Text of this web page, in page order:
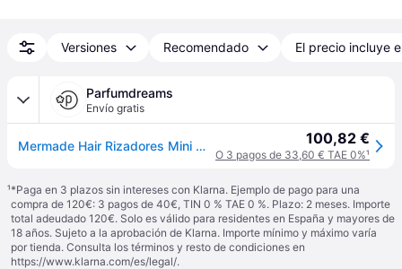
Versiones Recomendado El precio incluye
Parfumdreams
Envío gratis
Mermade Hair Rizadores Mini Waver 25 mm Black Mujer 100,82 €
O 3 pagos de 33,60 € TAE 0%¹
¹*Paga en 3 plazos sin intereses con Klarna. Ejemplo de pago para una
compra de 120€: 3 pagos de 40€, TIN 0 % TAE 0 %. Plazo: 2 meses. Importe
total adeudado 120€. Solo es válido para residentes en España y mayores de
18 años. Sujeto a la aprobación de Klarna. Importe mínimo y máximo varía
por tienda. Consulta los términos y resto de condiciones en
https://www.klarna.com/es/legal/.